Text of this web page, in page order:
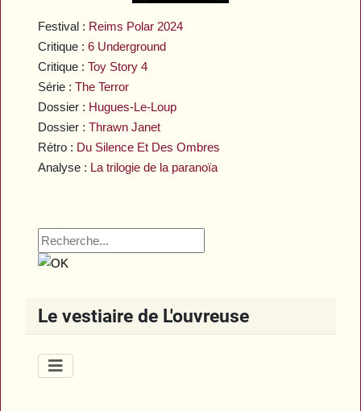
Festival : Reims Polar 2024
Critique :6 Underground
Critique :Toy Story 4
Série :The Terror
Dossier : Hugues-Le-Loup
Dossier :Thrawn Janet
Rétro : Du Silence Et Des Ombres
Analyse : La trilogie de la paranoïa
Le vestiaire de L'ouvreuse